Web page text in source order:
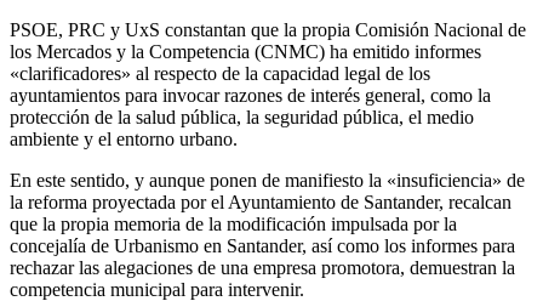
PSOE, PRC y UxS constantan que la propia Comisión Nacional de
los Mercados y la Competencia (CNMC) ha emitido informes
«clarificadores» al respecto de la capacidad legal de los
ayuntamientos para invocar razones de interés general, como la
protección de la salud pública, la seguridad pública, el medio
ambiente y el entorno urbano.
En este sentido, y aunque ponen de manifiesto la «insuficiencia» de
la reforma proyectada por el Ayuntamiento de Santander, recalcan
que la propia memoria de la modificación impulsada por la
concejalía de Urbanismo en Santander, así como los informes para
rechazar las alegaciones de una empresa promotora, demuestran la
competencia municipal para intervenir.